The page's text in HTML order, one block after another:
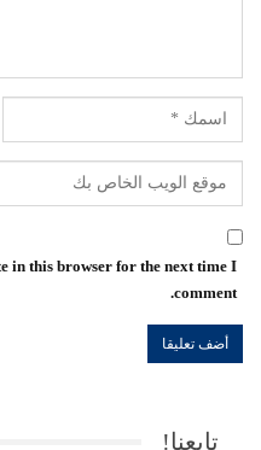
in this browser for the next time I
comment.
تابعنا!